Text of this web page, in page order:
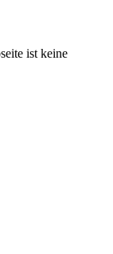
ist keine